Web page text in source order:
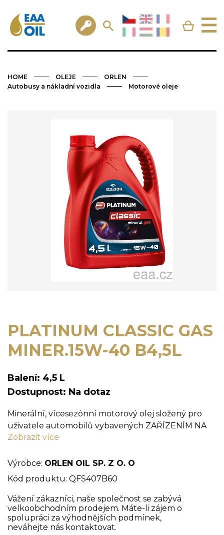
HOME OLEJE
ORLEN
Autobusy a nákladní vozidla
Motorové oleje
PLATINUM CLASSIC GAS
MINER.15W-40 B4,5L
Balení: 4,5 L
Dostupnost: Na dotaz
Zobrazit více
Minerální, vícesezónní motorový olej složený pro
uživatele automobilů vybavených ZAŘÍZENÍM NA
LPG palivo. Dokonalá harmonie olejových
všech jízdních podmínek. Zaručuje: • vynikající
údržbu motoru v čistotě, • účinné mazání i při
velkém zatížení, • vynikající odvod tepla ze systému,
• účinné utěsnění pístu - pístních kroužků -
systému vložky válců, • ochrana proti korozi.
Výrobce: ORLEN OIL SP. Z O. O
Kód produktu: QFS407B60
Vážení zákazníci, naše společnost se zabývá
velkoobchodním prodejem. Máte-li zájem o
spolupráci za výhodnějších podmínek,
neváhejte nás kontaktovat.